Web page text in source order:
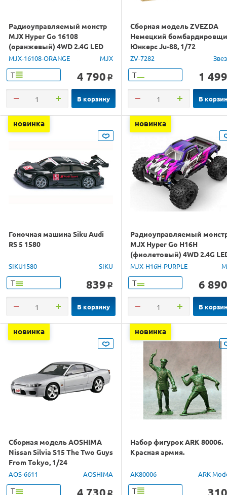
Радиоуправляемый монстр
MJX Hyper Go 16108
(оранжевый) 4WD 2.4G LED
1/16 RTR
MJX-16108-ORANGE MJX
Т 4 790 o
В корзину
Сборная модель ZVEZDA
Немецкий
Юнкерс Ju-88, 1/72
ZV-7282
Т 1 499
В
новинка
Гоночная машина Siku Audi
RS 5 1580
SIKU1580 SIKU
Т 839 o
В корзину
новинка
Радиоуправляемый
MJX Hyper Go H16H
(фиолетовый) 4WD 2.4G
GPS 1/16 RTR
MJX-H16H-PURPLE
Т 6 890
В
новинка
Сборная модель AOSHIMA
Nissan Silvia S15 The Two Guys
From Tokyo, 1/24
AOS-6611 AOSHIMA
Т 4 730 o
новинка
Набор фигурок ARK 80006.
Красная армия.
AK80006 ARK
Т 310